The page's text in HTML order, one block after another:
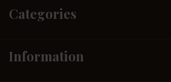
Categories
Information